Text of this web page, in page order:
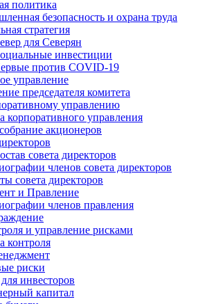
политика
безопасность и охрана труда
стратегия
для Северян
инвестиции
против COVID‑19
управление
председателя комитета
управлению
корпоративного управления
акционеров
совета директоров
членов совета директоров
совета директоров
и Правление
членов правления
и управление рисками
контроля
риски
инвесторов
капитал